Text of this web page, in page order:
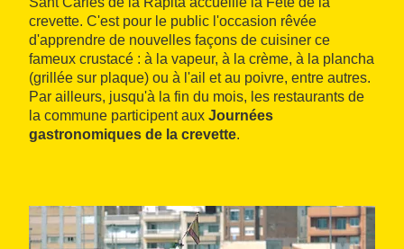
crevette. C'est pour le public l'occasion rêvée
d'apprendre de nouvelles façons de cuisiner ce
fameux crustacé : à la vapeur, à la crème, à la plancha
(grillée sur plaque) ou à l'ail et au poivre, entre autres.
Par ailleurs, jusqu'à la fin du mois, les restaurants de
la commune participent aux Journées
gastronomiques de la crevette.